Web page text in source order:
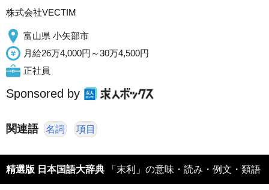
株式会社VECTIM
富山県 小矢部市
月給26万4,000円～30万4,500円
正社員
Sponsored by
関連語 名詞 項目
精選版 日本国語大辞典 「末利」の意味・読み・例文・類語